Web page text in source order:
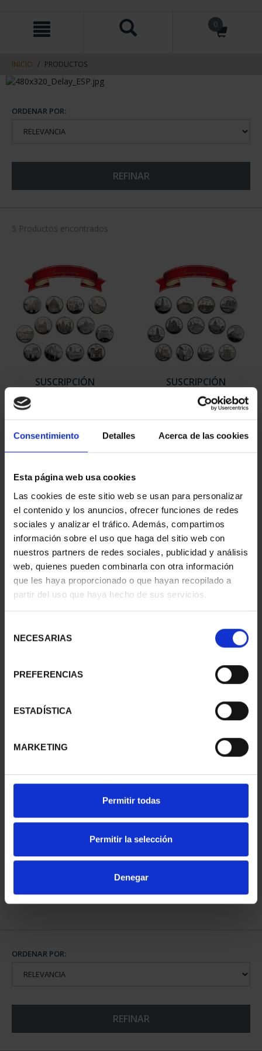
Consentimiento Detalles Acerca de las cookies
Esta página web usa cookies
Las cookies de este sitio web se usan para personalizar
el contenido y los anuncios, ofrecer funciones de redes
sociales y analizar el tráfico. Además, compartimos
información sobre el uso que haga del sitio web con
nuestros partners de redes sociales, publicidad y análisis
web, quienes pueden combinarla con otra información
que les haya proporcionado o que hayan recopilado a
partir del uso que haya hecho de sus servicios.
NECESARIAS
PREFERENCIAS
ESTADÍSTICA
MARKETING
Permitir todas
Permitir la selección
Denegar
contenido
navegacin
0
INICIO PRODUCTOS
ORDENAR POR:
REFINAR
5 Productos encontrados
SUSCRIPCIÓN
949,00 €
Sólo para usuarios
registrados
SUSCRIPCIÓN
CAPITALES DE
PROVINCIA 2
949,00 €
Sólo para usuarios
registrados
SUSCRIPCIÓN
CAPITALES DE
949,00 €
registrados
SUSCRIPCIÓN
CAPITALES DE
949,00 €
registrados
CAPITALES DE
COMPLET...
3.796,00 €
ORDENAR POR:
REFINAR